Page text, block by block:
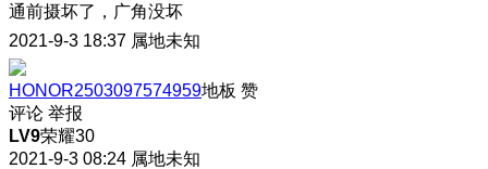
通前摄坏了，广角没坏
2021-9-3 18:37 属地未知
HONOR2503097574959地板 赞
评论 举报
LV9荣耀30
2021-9-3 08:24 属地未知